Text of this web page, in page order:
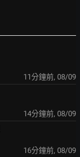
12分鐘前, 08/09
14分鐘前, 08/09
16分鐘前, 08/09